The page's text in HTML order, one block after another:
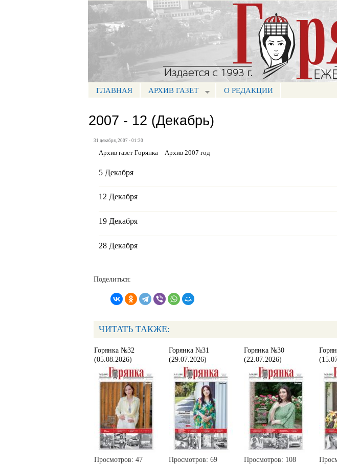
Портал СМИ КБР
МЕНЮ ГОРЯНКА
ГЛАВНАЯ АРХИВ ГАЗЕТ О РЕДАКЦИИ
2007 - 12 (Декабрь)
31 декабря, 2007 - 01:20
Архив газет Горянка Архив 2007 год
5 Декабря
12 Декабря
19 Декабря
28 Декабря
Поделиться:
ЧИТАТЬ ТАКЖЕ:
Горянка №32
(05.08.2026)
Просмотров: 47
Горянка №31
(29.07.2026)
Просмотров: 69
Горянка №30
(22.07.2026)
Просмотров: 108